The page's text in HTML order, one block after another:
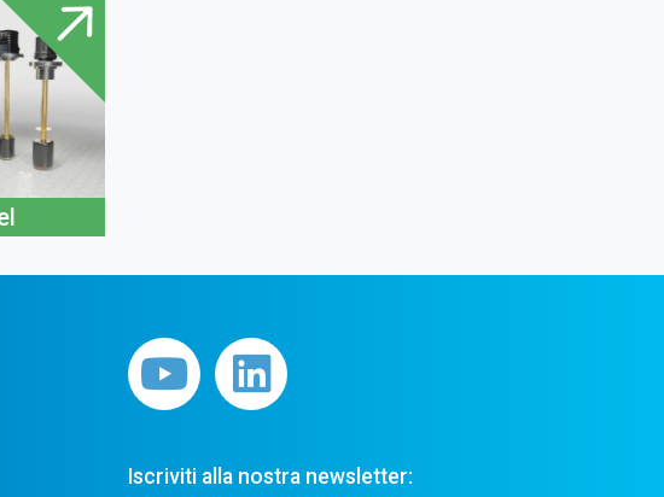
Iscriviti alla nostra newsletter: